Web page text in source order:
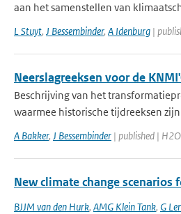
aan het samenstellen van
L Stuyt, J Bessembinder, A Idenburg |
Neerslagreeksen voor de
Beschrijving van het
waarmee historische tijdreeksen
A Bakker, J Bessembinder | published |
New climate change scenarios
BJJM van den Hurk, AMG Klein Tank, G